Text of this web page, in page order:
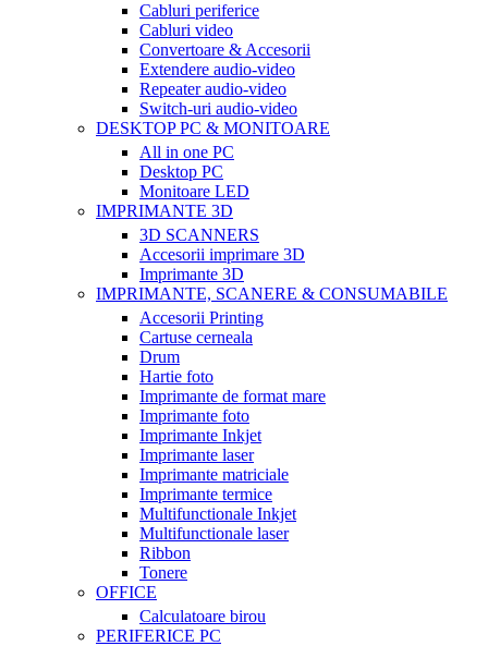
Cabluri periferice
Cabluri video
Convertoare & Accesorii
Extendere audio-video
Repeater audio-video
Switch-uri audio-video
DESKTOP PC & MONITOARE
All in one PC
Desktop PC
Monitoare LED
IMPRIMANTE 3D
3D SCANNERS
Accesorii imprimare 3D
Imprimante 3D
IMPRIMANTE, SCANERE & CONSUMABILE
Accesorii Printing
Cartuse cerneala
Drum
Hartie foto
Imprimante de format mare
Imprimante foto
Imprimante Inkjet
Imprimante laser
Imprimante matriciale
Imprimante termice
Multifunctionale Inkjet
Multifunctionale laser
Ribbon
Tonere
OFFICE
Calculatoare birou
PERIFERICE PC